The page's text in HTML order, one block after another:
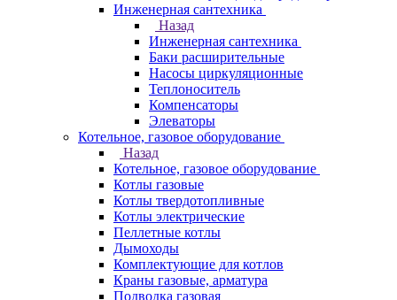
Инженерная сантехника
Назад
Инженерная сантехника
Баки расширительные
Насосы циркуляционные
Теплоноситель
Компенсаторы
Элеваторы
Котельное, газовое оборудование
Назад
Котельное, газовое оборудование
Котлы газовые
Котлы твердотопливные
Котлы электрические
Пеллетные котлы
Дымоходы
Комплектующие для котлов
Краны газовые, арматура
Подводка газовая